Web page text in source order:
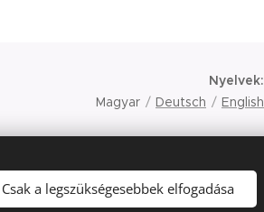
Nyelvek
Magyar
Deutsch English
Csak a legszükségesebbek elfogadása